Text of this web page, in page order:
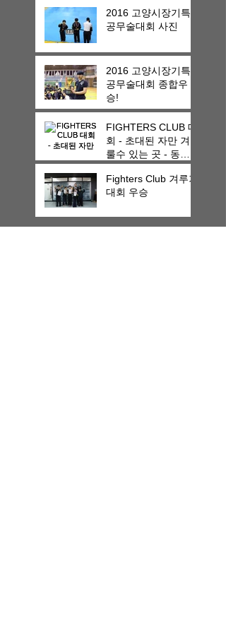
2016 고양시장기특
공무술대회 사진
2016 고양시장기특
공무술대회 종합우
승!
FIGHTERS CLUB 대
회 - 초대된 자만 겨
룰수 있는 곳 - 동영
상
Fighters Club 겨루기
대회 우승
Search By Tags